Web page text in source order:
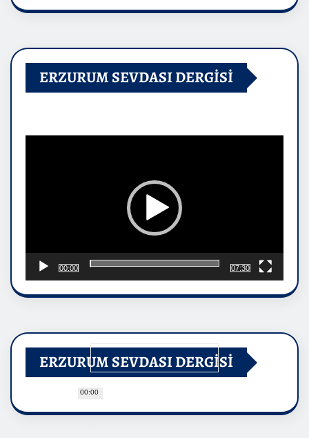
ERZURUM SEVDASI DERGİSİ
00:00
00:00
07:30
ERZURUM SEVDASI DERGİSİ